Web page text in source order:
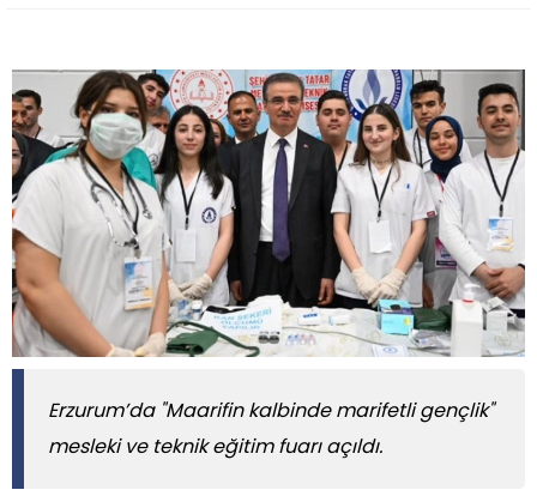
Erzurum’da "Maarifin kalbinde marifetli gençlik"
mesleki ve teknik eğitim fuarı açıldı.